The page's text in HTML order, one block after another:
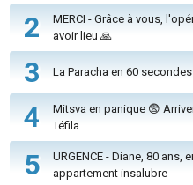
2
MERCI - Grâce à vous,
avoir lieu 🙏
3 La Paracha en 60 secondes
4
Mitsva en panique 😨
Téfila
5
URGENCE - Diane, 80 ans,
appartement insalubre